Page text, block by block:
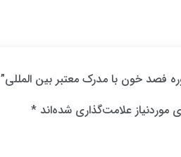
فصد خون با مدرک معتبر بین المللی”
علامت‌گذاری شده‌اند *